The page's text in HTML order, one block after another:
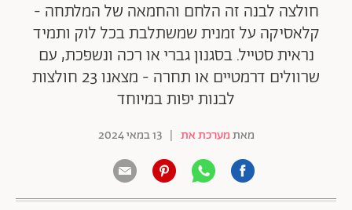
חולצה לבנה זה הלחם והחמאה של המלתחה -
קלאסיקה על זמנית שמשתלבת בכל לוק ותמיד
נראית סטייל. בסגנון גברי או רכה ונשפכת, עם
שרוולים דרמטיים או תחרה - מצאנו 23 חולצות
לבנות יפות במיוחד
מאתמערכת את | 13 במאי 2024